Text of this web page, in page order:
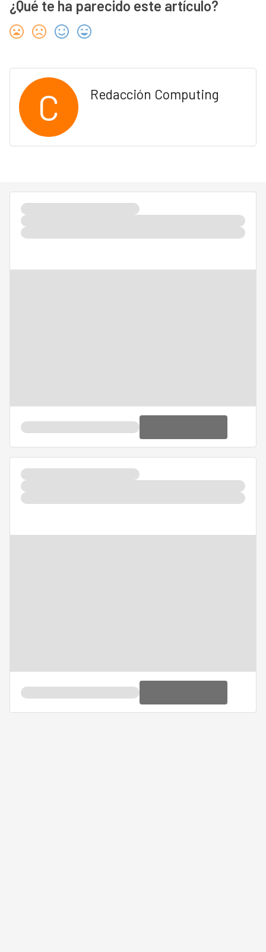
¿Qué te ha parecido este artículo?
C Redacción Computing